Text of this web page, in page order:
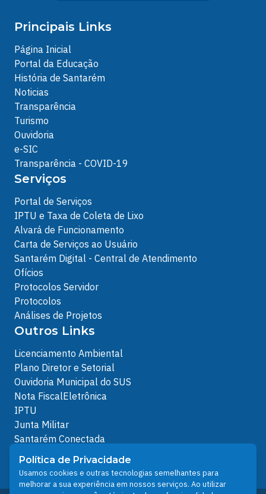
Principais Links
Página Inicial
Portal da Educação
História de Santarém
Noticias
Transparência
Turismo
Ouvidoria
e-SIC
Transparência - COVID-19
Serviços
Portal de Serviços
IPTU e Taxa de Coleta de Lixo
Alvará de Funcionamento
Carta de Serviços ao Usuário
Santarém Digital - Central de Atendimento
Ofícios
Protocolos Servidor
Protocolos
Análises de Projetos
Outros Links
Licenciamento Ambiental
Plano Diretor e Setorial
Ouvidoria Municipal do SUS
Nota FiscalEletrônica
IPTU
Junta Militar
Santarém Conectada
Política de Privacidade
People illustrations by Storyset
Política de Privacidade
Usamos cookies e outras tecnologias semelhantes para
melhorar a sua experiência em nossos serviços. Ao utilizar